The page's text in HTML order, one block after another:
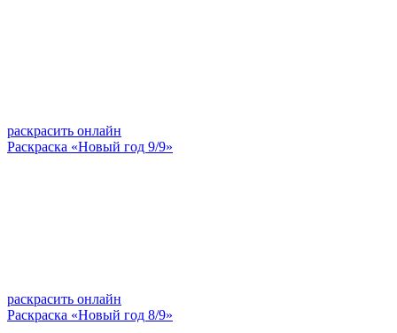
раскрасить онлайн
Раскраска «Новый год 9/9»
раскрасить онлайн
Раскраска «Новый год 8/9»